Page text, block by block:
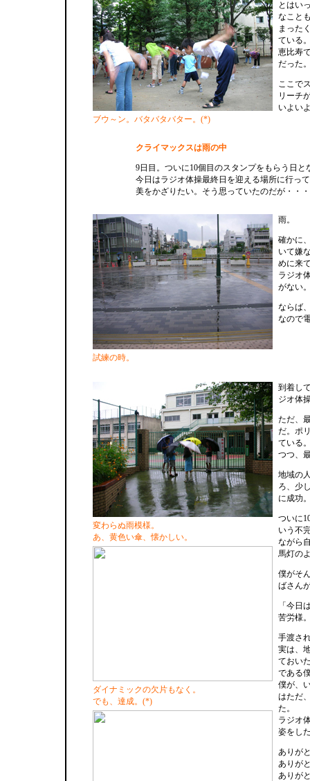
ブウ～ン。バタバタバター。(*)
とはい
なこと
まった
ている
恵比寿
だった
ここで
リーチ
いよい
クライマックスは雨の中
9日目。ついに10個目のスタンプをもらう日と
今日はラジオ体操最終日を迎える場所に行っ
美をかざりたい。そう思っていたのだが・・
試練の時。
雨。
確かに
いて嫌
めに来
ラジオ
がない
ならば
なので
変わらぬ雨模様。
あ、黄色い傘、懐かしい。
ダイナミックの欠片もなく。
でも、達成。(*)
到着し
ジオ体
ただ、
だ。ポ
ている
つつ、
地域の
ろ、少
に成功
ついに
いう不
ながら
馬灯の
僕がそ
ばさん
「今日
苦労様
手渡さ
実は、
ておい
である
僕が、
はただ
た。
ラジオ
姿をし
ありが
ありが
ありが